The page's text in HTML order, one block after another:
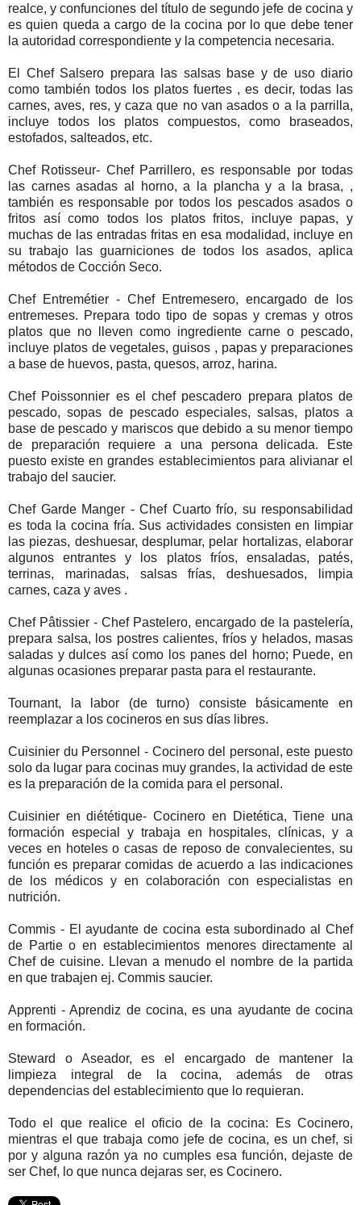
realce, y confunciones del título de segundo jefe de cocina y
es quien queda a cargo de la cocina por lo que debe tener
la autoridad correspondiente y la competencia necesaria.
El Chef Salsero prepara las salsas base y de uso diario
como también todos los platos fuertes , es decir, todas las
carnes, aves, res, y caza que no van asados o a la parrilla,
incluye todos los platos compuestos, como braseados,
estofados, salteados, etc.
Chef Rotisseur- Chef Parrillero, es responsable por todas
las carnes asadas al horno, a la plancha y a la brasa, ,
también es responsable por todos los pescados asados o
fritos así como todos los platos fritos, incluye papas, y
muchas de las entradas fritas en esa modalidad, incluye en
su trabajo las guarniciones de todos los asados, aplica
métodos de Cocción Seco.
Chef Entremétier - Chef Entremesero, encargado de los
entremeses. Prepara todo tipo de sopas y cremas y otros
platos que no lleven como ingrediente carne o pescado,
incluye platos de vegetales, guisos , papas y preparaciones
a base de huevos, pasta, quesos, arroz, harina.
Chef Poissonnier es el chef pescadero prepara platos de
pescado, sopas de pescado especiales, salsas, platos a
base de pescado y mariscos que debido a su menor tiempo
de preparación requiere a una persona delicada. Este
puesto existe en grandes establecimientos para alivianar el
trabajo del saucier.
Chef Garde Manger - Chef Cuarto frío, su responsabilidad
es toda la cocina fría. Sus actividades consisten en limpiar
las piezas, deshuesar, desplumar, pelar hortalizas, elaborar
algunos entrantes y los platos fríos, ensaladas, patés,
terrinas, marinadas, salsas frías, deshuesados, limpia
carnes, caza y aves .
Chef Pâtissier - Chef Pastelero, encargado de la pastelería,
prepara salsa, los postres calientes, fríos y helados, masas
saladas y dulces así como los panes del horno; Puede, en
algunas ocasiones preparar pasta para el restaurante.
Tournant, la labor (de turno) consiste básicamente en
reemplazar a los cocineros en sus días libres.
Cuisinier du Personnel - Cocinero del personal, este puesto
solo da lugar para cocinas muy grandes, la actividad de este
es la preparación de la comida para el personal.
Cuisinier en diététique- Cocinero en Dietética, Tiene una
formación especial y trabaja en hospitales, clínicas, y a
veces en hoteles o casas de reposo de convalecientes, su
función es preparar comidas de acuerdo a las indicaciones
de los médicos y en colaboración con especialistas en
nutrición.
Commis - El ayudante de cocina esta subordinado al Chef
de Partie o en establecimientos menores directamente al
Chef de cuisine. Llevan a menudo el nombre de la partida
en que trabajen ej. Commis saucier.
Apprenti - Aprendiz de cocina, es una ayudante de cocina
en formación.
Steward o Aseador, es el encargado de mantener la
limpieza integral de la cocina, además de otras
dependencias del establecimiento que lo requieran.
Todo el que realice el oficio de la cocina: Es Cocinero,
mientras el que trabaja como jefe de cocina, es un chef, si
por y alguna razón ya no cumples esa función, dejaste de
ser Chef, lo que nunca dejaras ser, es Cocinero.